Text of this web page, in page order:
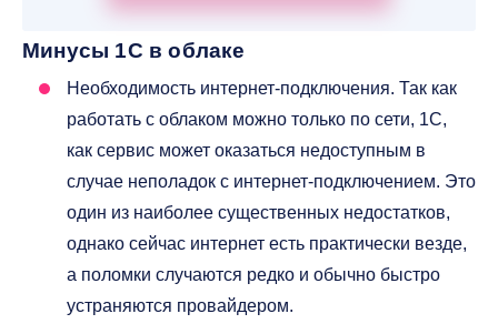
Минусы 1С в облаке
Необходимость интернет-подключения. Так как
работать с облаком можно только по сети, 1С,
как сервис может оказаться недоступным в
случае неполадок с интернет-подключением. Это
один из наиболее существенных недостатков,
однако сейчас интернет есть практически везде,
а поломки случаются редко и обычно быстро
устраняются провайдером.